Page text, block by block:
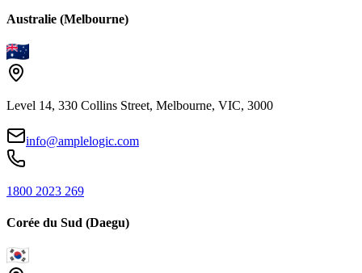
Australie (Melbourne)
Level 14, 330 Collins Street, Melbourne, VIC, 3000
info@amplelogic.com
1800 2023 269
Corée du Sud (Daegu)